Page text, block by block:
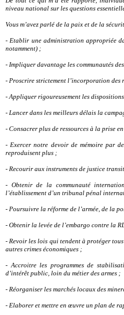
niveau national sur les questions
Vous m’avez parlé de la paix et de la
- Etablir une administration appropriée
notamment) ;
- Impliquer davantage les communautés
- Proscrire strictement l’incorporation des
- Appliquer rigoureusement les
- Lancer dans les meilleurs délais la
- Consacrer plus de ressources à la prise
- Exercer notre devoir de mémoire par
reproduisent plus ;
- Recourir aux instruments de justice
- Obtenir de la communauté
l’établissement d’un tribunal pénal
- Poursuivre la réforme de l’armée, de la
- Obtenir la levée de l’embargo contre la
- Revoir les lois qui tendent à protéger
autres crimes économiques ;
- Accroitre les programmes de
d’intérêt public, loin du métier des armes ;
- Réorganiser les marchés locaux des
- Elaborer et mettre en œuvre un plan de